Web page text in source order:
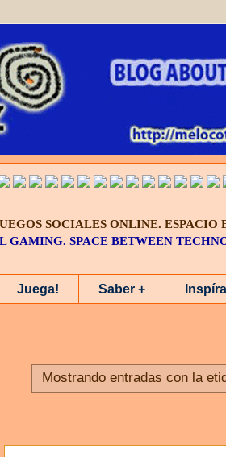
SOCIALES ONLINE. ESPACIO
GAMING. SPACE BETWEEN
Juega! Saber +
Mostrando entradas con la